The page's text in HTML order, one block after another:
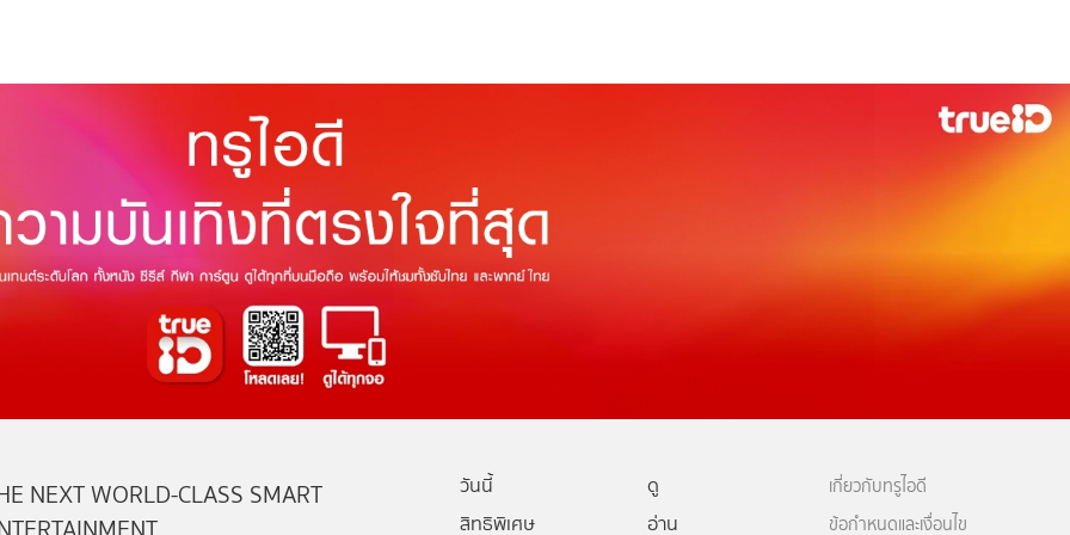
NEXT WORLD-CLASS SMART
วันนี้
ดู
สิทธิพิเศษ
อ่าน
เกี่ยวกับทรูไอดี
ข้อกำหนดและเงื่อนไข